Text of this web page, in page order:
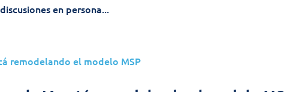
en persona...